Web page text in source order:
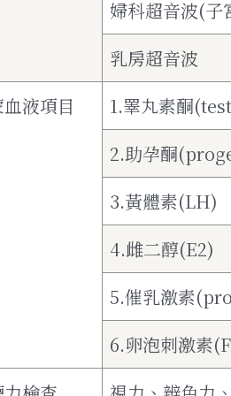
婦科超音波(子
乳房超音波
液項目
1.睪丸素酮
2.助孕酮
3.黃體素(LH)
4.雌二醇(E2)
5.催乳激素
6.卵泡刺激素